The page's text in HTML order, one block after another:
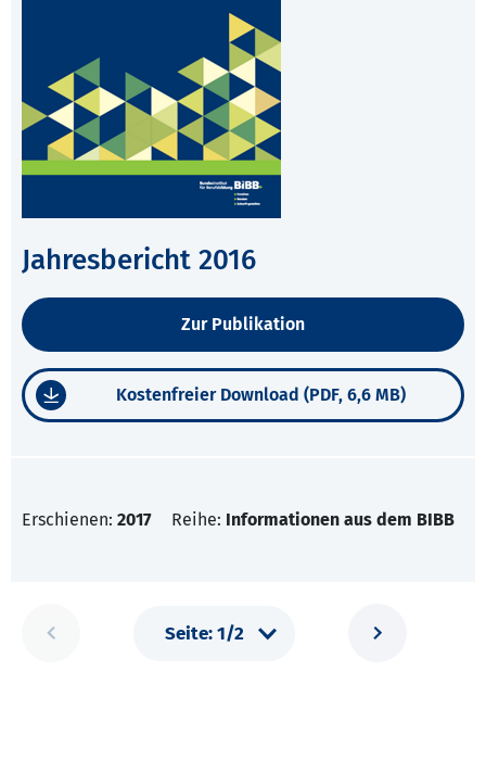
Jahresbericht 2016
Zur Publikation
Kostenfreier Download (PDF, 6,6 MB)
Erschienen: 2017 Reihe: Informationen aus dem BIBB